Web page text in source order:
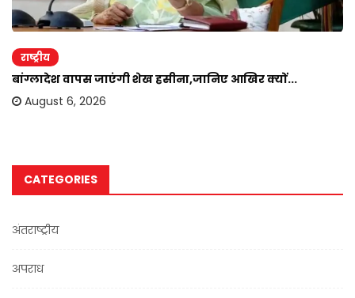
राष्ट्रीय
बांग्लादेश वापस जाएंगी शेख हसीना,जानिए आखिर क्यों...
August 6, 2026
CATEGORIES
अंतराष्ट्रीय
अपराध